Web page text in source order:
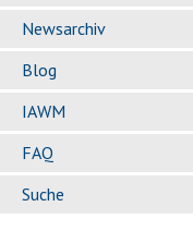
Newsarchiv
Blog
IAWM
FAQ
Suche